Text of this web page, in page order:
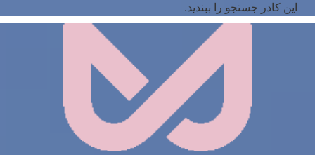
این کادر جستجو را ببندید.